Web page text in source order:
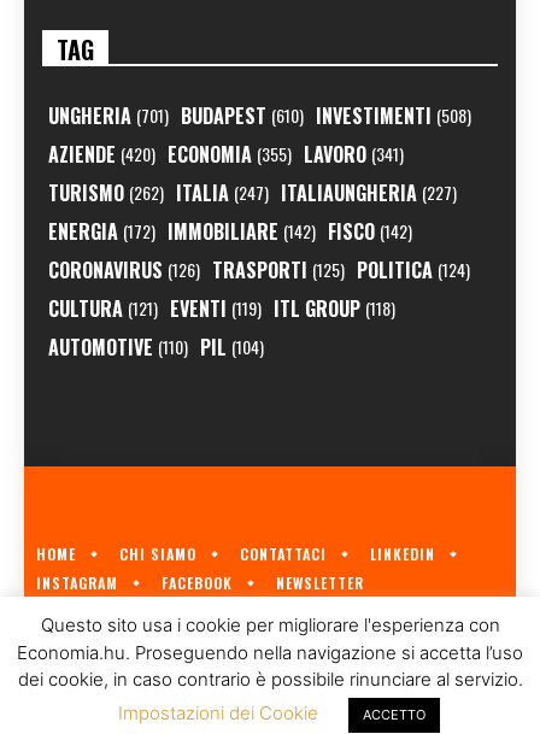
TAG
UNGHERIA (701) BUDAPEST (610) INVESTIMENTI (508)
AZIENDE (420) ECONOMIA (355) LAVORO (341)
TURISMO (262) ITALIA (247) ITALIAUNGHERIA (227)
ENERGIA (172) IMMOBILIARE (142) FISCO (142)
CORONAVIRUS (126) TRASPORTI (125) POLITICA (124)
CULTURA (121) EVENTI (119) ITL GROUP (118)
AUTOMOTIVE (110) PIL (104)
HOME CHI SIAMO CONTATTACI
LINKEDIN
INSTAGRAM
FACEBOOK NEWSLETTER
ECONOMIA.HU È IL PRIMO GIORNALE ITALIANO SULL'ECONOMIA UNGHERESE
A CURA DIITL GROUP© 2023
Questo sito usa i cookie per migliorare l'esperienza con
Economia.hu. Proseguendo nella navigazione si accetta l’uso
dei cookie, in caso contrario è possibile rinunciare al servizio.
Impostazioni dei Cookie
ACCETTO